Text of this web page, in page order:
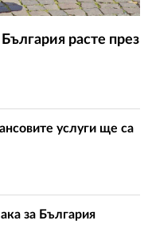
расте през
услуги ще са
за България